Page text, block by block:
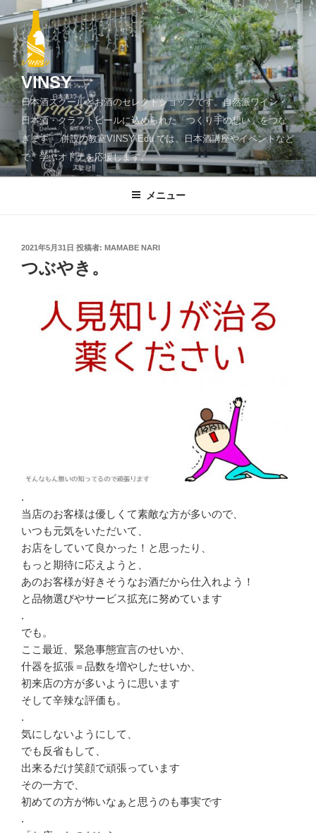
ン
ツ
へ
ッ
プ
VINSY
日本酒スクールとお酒のセレクトショップです。自然派ワイン・
日本酒・クラフトビールに込められた「つくり手の想い」をつな
ぎます。 併設の教室VINSY Edu.では、日本酒講座やイベントなど
で、学ぶオトナを応援します。
メニュー
投
日:
2021年5月31日 投稿者: MAMABE NARI
つぶやき。
.
当店のお客様は優しくて素敵な方が多いので、
いつも元気をいただいて、
お店をしていて良かった！と思ったり、
もっと期待に応えようと、
あのお客様が好きそうなお酒だから仕入れよう！
と品物選びやサービス拡充に努めています
.
でも。
ここ最近、緊急事態宣言のせいか、
什器を拡張＝品数を増やしたせいか、
初来店の方が多いように思います
そして辛辣な評価も。
.
気にしないようにして、
でも反省もして、
出来るだけ笑顔で頑張っています
その一方で、
初めての方が怖いなぁと思うのも事実です
.